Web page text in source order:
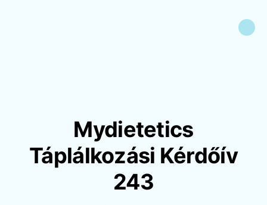
Mydietetics
Táplálkozási Kérdőív
243